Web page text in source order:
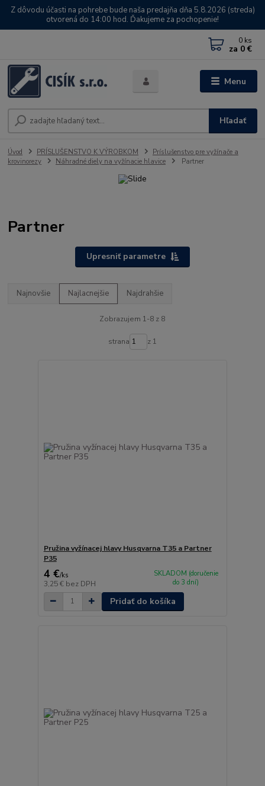
Z dôvodu účasti na pohrebe bude naša predajňa dňa 5.8.2026 (streda)
otvorená do 14:00 hod. Ďakujeme za pochopenie!
Menu
Hľadať
0 ks
za 0 €
Úvod PRÍSLUŠENSTVO K VÝROBKOM
Príslušenstvo pre vyžínače a
krovinorezy
Náhradné diely na vyžínacie hlavice Partner
Partner
Upresniť parametre
Najnovšie Najlacnejšie Najdrahšie
Zobrazujem 1-8 z 8
strana z 1
Pružina vyžínacej hlavy Husqvarna T35 a Partner
P35
4 €/ks
3,25 € bez DPH
SKLADOM (doručenie
do 3 dní)
Pridať do košíka